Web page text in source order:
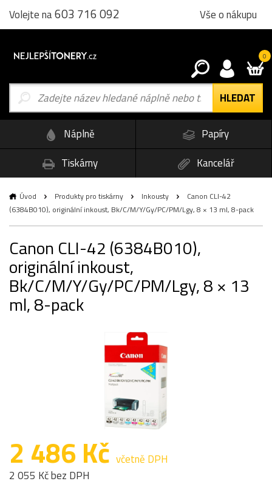
Volejte na603 716 092 Vše o nákupu
0
Náplně
Papíry
Tiskárny
Kancelář
Úvod Produkty pro tiskárny Inkousty
Canon CLI-42
(6384B010), originální inkoust, Bk/C/M/Y/Gy/PC/PM/Lgy, 8 × 13 ml, 8-pack
Canon CLI-42 (6384B010),
originální inkoust,
Bk/C/M/Y/Gy/PC/PM/Lgy, 8 × 13
ml, 8-pack
2 486 Kč včetně DPH
2 055 Kč bez DPH